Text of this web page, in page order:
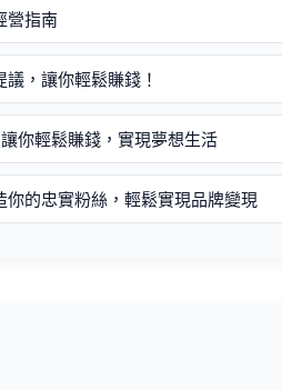
營指南
，讓你輕鬆賺錢！
你輕鬆賺錢，實現夢想生活
的忠實粉絲，輕鬆實現品牌變現